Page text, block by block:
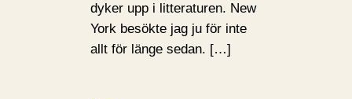
dyker upp i litteraturen. New
York besökte jag ju för inte
allt för länge sedan. […]